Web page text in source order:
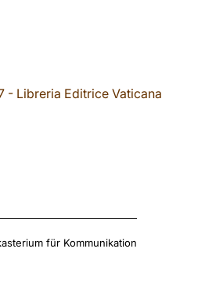
Libreria Editrice Vaticana
für Kommunikation